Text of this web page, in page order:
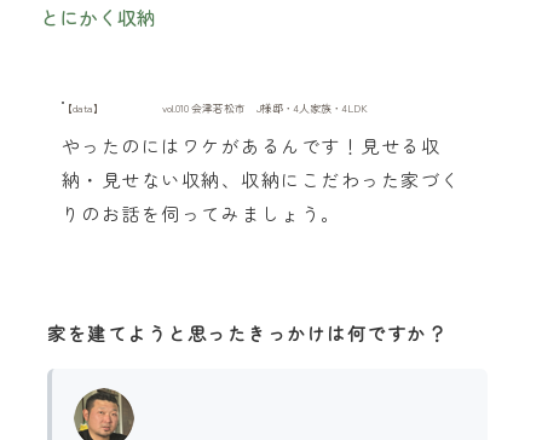
とにかく収納
【data】 vol.010 会津若松市 J様邸・4人家族・4LDK
やったのにはワケがあるんです！見せる収
納・見せない収納、収納にこだわった家づく
りのお話を伺ってみましょう。
家を建てようと思ったきっかけは何ですか？